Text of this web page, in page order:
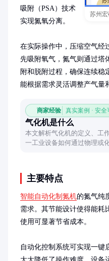
苏州宏
吸附（PSA）技术
实现氮氧分离。
在实际操作中，压缩空气经
先吸附氧气，氮气则通过塔
附和脱附过程，确保连续稳
能根据需求灵活调整产气量
商家经验 真实案例 · 安全
气化机是什么
本文解析气化机的定义、工
一工业设备如何通过物理或
主要特点
智能自动化制氮机的氮气纯
需求。其节能设计使得能耗
使用可显著节省成本。
自动化控制系统可实现一键